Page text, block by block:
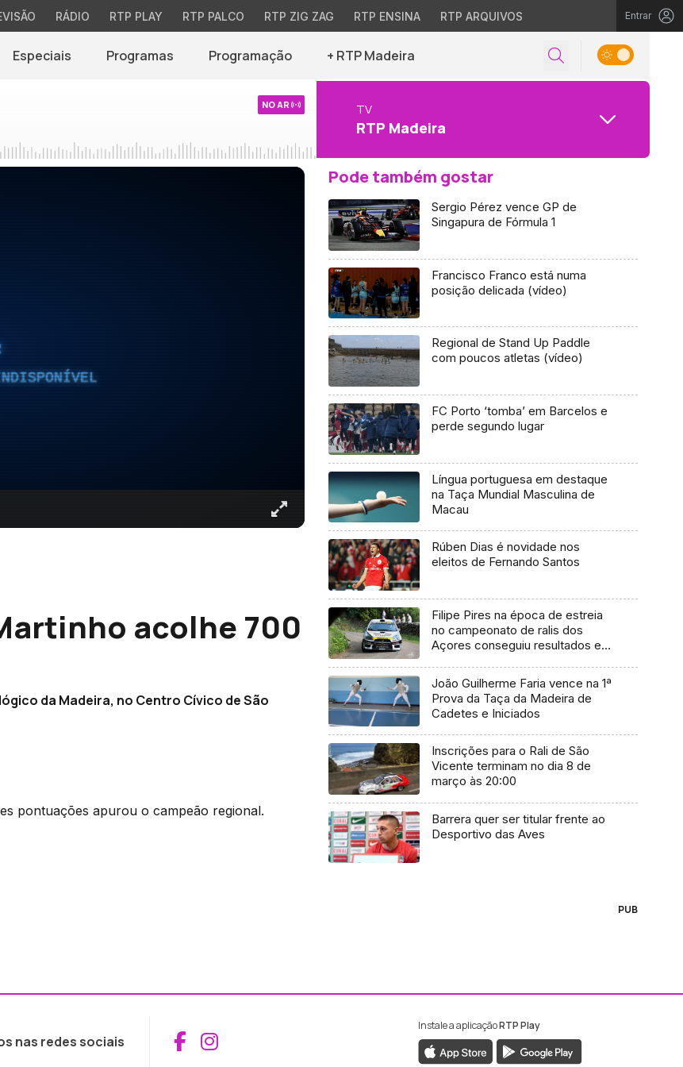
RÁDIO RTP PLAY RTP PALCO RTP ZIG ZAG RTP ENSINA RTP ARQUIVOS Entrar
Especiais Programas Programação + RTP Madeira
NO AR TV
RTP Madeira
acolhe 700
da Madeira, no Centro Cívico de São
pontuações apurou o campeão regional.
Pode também gostar
Sergio Pérez vence GP de
Singapura de Fórmula 1
Francisco Franco está numa
posição delicada (vídeo)
Regional de Stand Up Paddle
com poucos atletas (vídeo)
FC Porto ‘tomba’ em Barcelos e
perde segundo lugar
Língua portuguesa em destaque
na Taça Mundial Masculina de
Macau
Rúben Dias é novidade nos
eleitos de Fernando Santos
Filipe Pires na época de estreia
no campeonato de ralis dos
Açores conseguiu resultados e
João Guilherme Faria vence na 1ª
Prova da Taça da Madeira de
Cadetes e Iniciados
Inscrições para o Rali de São
Vicente terminam no dia 8 de
março às 20:00
Barrera quer ser titular frente ao
Desportivo das Aves
PUB
nas redes sociais Aceder ao Facebook da RTP Madeira
Aceder ao Instagram da RTP Madeira
Instale a aplicaçãoRTP Play